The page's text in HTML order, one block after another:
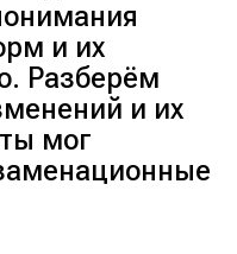
и их
Разберём
и их
мог